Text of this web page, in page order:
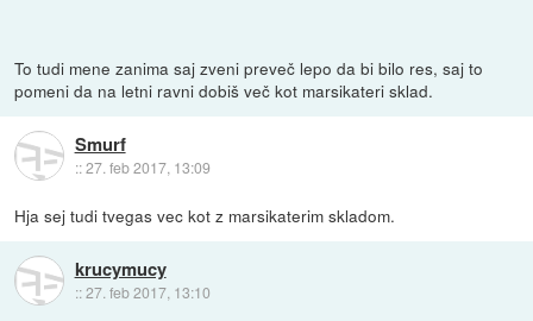
To tudi mene zanima saj zveni preveč lepo da bi bilo res, saj to
pomeni da na letni ravni dobiš več kot marsikateri sklad.
Smurf
::27. feb 2017, 13:09
Hja sej tudi tvegas vec kot z marsikaterim skladom.
krucymucy
::27. feb 2017, 13:10